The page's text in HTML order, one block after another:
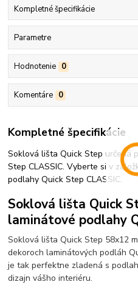
Kompletné špecifikácie
Parametre
Hodnotenie 0
Komentáre 0
Kompletné špecifikácie
Soklová lišta Quick Step určená
Step CLASSIC. Vyberte si v
podlahy Quick Step CLASSIC.
Soklová lišta Quick
laminátové podlahy
Soklová lišta Quick Step 58x12
dekoroch laminátových podláh
je tak perfektne zladená s
dizajn vášho interiéru.